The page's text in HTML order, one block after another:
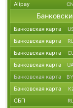
Alipay
Банковская карта
Банковская карта
Банковская карта
Банковская карта
Банковская карта
Банковская карта
СБП